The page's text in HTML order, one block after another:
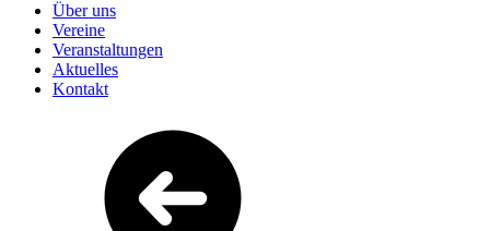
Über uns
Vereine
Veranstaltungen
Aktuelles
Kontakt